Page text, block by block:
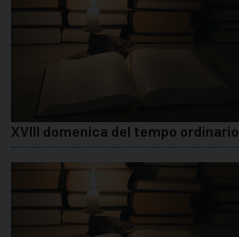
XVIII domenica del tempo ordinario